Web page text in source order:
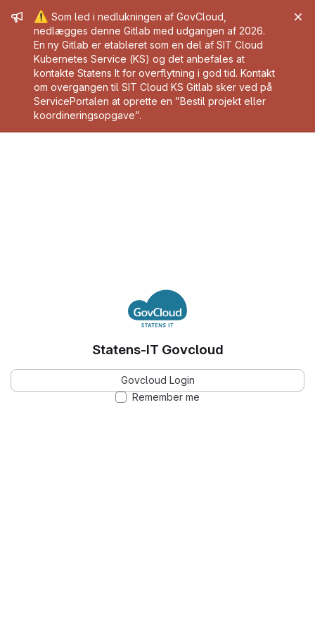
Admin message
⚠️ Som led i nedlukningen af GovCloud,
nedlægges denne Gitlab med udgangen af 2026.
En ny Gitlab er etableret som en del af SIT Cloud
Kubernetes Service (KS) og det anbefales at
kontakte Statens It for overflytning i god tid. Kontakt
om overgangen til SIT Cloud KS Gitlab sker ved på
ServicePortalen at oprette en ”Bestil projekt eller
koordineringsopgave”.
Statens-IT Govcloud
Govcloud Login
Remember me